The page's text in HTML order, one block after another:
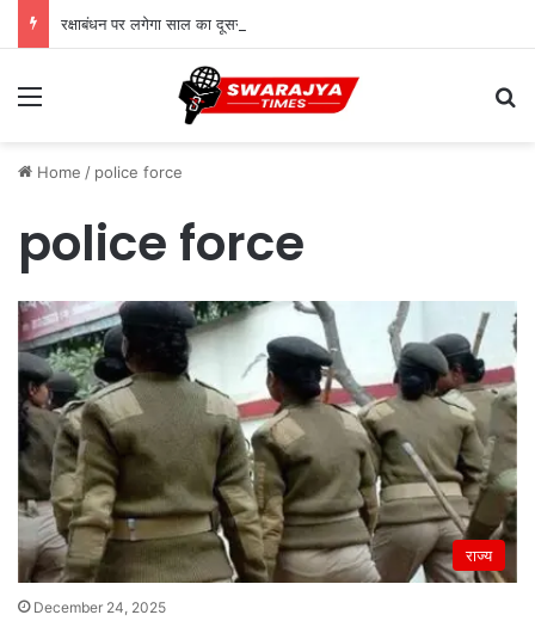
रक्षाबंधन पर लगेगा साल का दूसरा चंद्र ग्रहण, भारत में नहीं दिखेगा ‘ब्लड मून’
Menu
Home / police force
police force
राज्य
December 24, 2025